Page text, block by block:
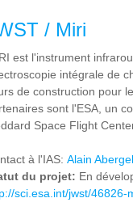
/ Miri
est l'instrument
intégrale de
de construction pour
sont l'ESA, un
Space Flight
à l'IAS: Alain Abergel
du projet: En
sci.esa.int/jwst/